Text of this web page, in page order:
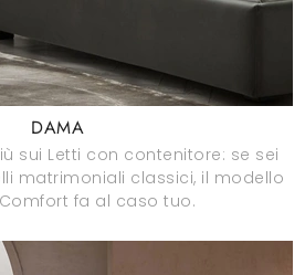
DAMA
sui Letti con contenitore: se sei
matrimoniali classici, il modello
fa al caso tuo.